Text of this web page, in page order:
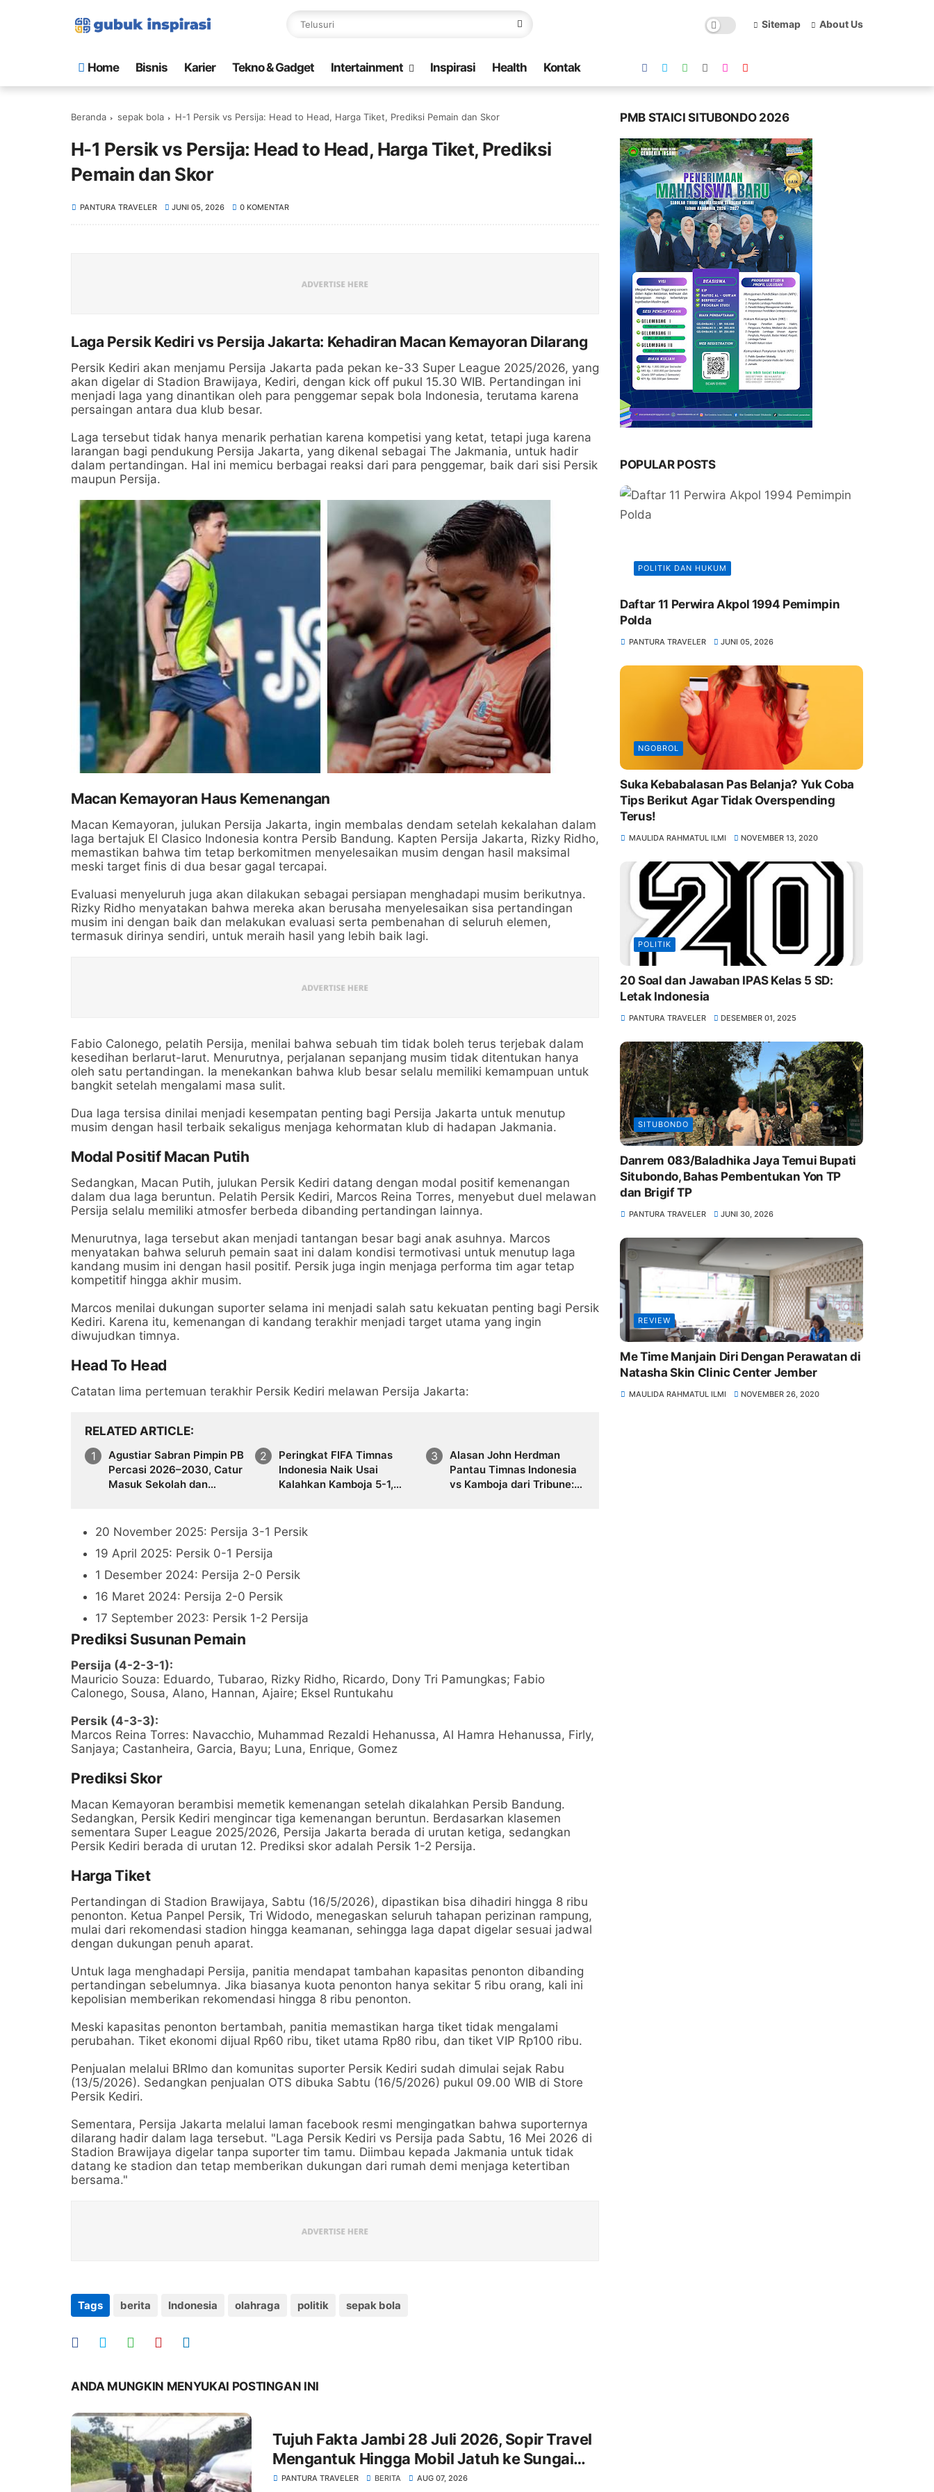
Sitemap About Us
Home Bisnis Karier Tekno & Gadget Intertainment Inspirasi Health Kontak
Beranda sepak bola H-1 Persik vs Persija: Head to Head, Harga Tiket, Prediksi Pemain dan Skor
H-1 Persik vs Persija: Head to Head, Harga Tiket, Prediksi
Pemain dan Skor
PANTURA TRAVELER JUNI 05, 2026 0 KOMENTAR
Laga Persik Kediri vs Persija Jakarta: Kehadiran Macan Kemayoran Dilarang
Persik Kediri akan menjamu Persija Jakarta pada pekan ke-33 Super League 2025/2026, yang
akan digelar di Stadion Brawijaya, Kediri, dengan kick off pukul 15.30 WIB. Pertandingan ini
menjadi laga yang dinantikan oleh para penggemar sepak bola Indonesia, terutama karena
persaingan antara dua klub besar.
Laga tersebut tidak hanya menarik perhatian karena kompetisi yang ketat, tetapi juga karena
larangan bagi pendukung Persija Jakarta, yang dikenal sebagai The Jakmania, untuk hadir
dalam pertandingan. Hal ini memicu berbagai reaksi dari para penggemar, baik dari sisi Persik
maupun Persija.
Macan Kemayoran Haus Kemenangan
Macan Kemayoran, julukan Persija Jakarta, ingin membalas dendam setelah kekalahan dalam
laga bertajuk El Clasico Indonesia kontra Persib Bandung. Kapten Persija Jakarta, Rizky Ridho,
memastikan bahwa tim tetap berkomitmen menyelesaikan musim dengan hasil maksimal
meski target finis di dua besar gagal tercapai.
Evaluasi menyeluruh juga akan dilakukan sebagai persiapan menghadapi musim berikutnya.
Rizky Ridho menyatakan bahwa mereka akan berusaha menyelesaikan sisa pertandingan
musim ini dengan baik dan melakukan evaluasi serta pembenahan di seluruh elemen,
termasuk dirinya sendiri, untuk meraih hasil yang lebih baik lagi.
Fabio Calonego, pelatih Persija, menilai bahwa sebuah tim tidak boleh terus terjebak dalam
kesedihan berlarut-larut. Menurutnya, perjalanan sepanjang musim tidak ditentukan hanya
oleh satu pertandingan. Ia menekankan bahwa klub besar selalu memiliki kemampuan untuk
bangkit setelah mengalami masa sulit.
Dua laga tersisa dinilai menjadi kesempatan penting bagi Persija Jakarta untuk menutup
musim dengan hasil terbaik sekaligus menjaga kehormatan klub di hadapan Jakmania.
Modal Positif Macan Putih
Sedangkan, Macan Putih, julukan Persik Kediri datang dengan modal positif kemenangan
dalam dua laga beruntun. Pelatih Persik Kediri, Marcos Reina Torres, menyebut duel melawan
Persija selalu memiliki atmosfer berbeda dibanding pertandingan lainnya.
Menurutnya, laga tersebut akan menjadi tantangan besar bagi anak asuhnya. Marcos
menyatakan bahwa seluruh pemain saat ini dalam kondisi termotivasi untuk menutup laga
kandang musim ini dengan hasil positif. Persik juga ingin menjaga performa tim agar tetap
kompetitif hingga akhir musim.
Marcos menilai dukungan suporter selama ini menjadi salah satu kekuatan penting bagi Persik
Kediri. Karena itu, kemenangan di kandang terakhir menjadi target utama yang ingin
diwujudkan timnya.
Head To Head
Catatan lima pertemuan terakhir Persik Kediri melawan Persija Jakarta:
RELATED ARTICLE
Agustiar Sabran Pimpin PB
Percasi 2026–2030, Catur
Masuk Sekolah dan
Peringkat FIFA Timnas
Indonesia Naik Usai
Kalahkan Kamboja 5-1,
Alasan John Herdman
Pantau Timnas Indonesia
vs Kamboja dari Tribune:
20 November 2025: Persija 3-1 Persik
19 April 2025: Persik 0-1 Persija
1 Desember 2024: Persija 2-0 Persik
16 Maret 2024: Persija 2-0 Persik
17 September 2023: Persik 1-2 Persija
Prediksi Susunan Pemain
Persija (4-2-3-1):
Mauricio Souza: Eduardo, Tubarao, Rizky Ridho, Ricardo, Dony Tri Pamungkas; Fabio
Calonego, Sousa, Alano, Hannan, Ajaire; Eksel Runtukahu
Persik (4-3-3):
Marcos Reina Torres: Navacchio, Muhammad Rezaldi Hehanussa, Al Hamra Hehanussa, Firly,
Sanjaya; Castanheira, Garcia, Bayu; Luna, Enrique, Gomez
Prediksi Skor
Macan Kemayoran berambisi memetik kemenangan setelah dikalahkan Persib Bandung.
Sedangkan, Persik Kediri mengincar tiga kemenangan beruntun. Berdasarkan klasemen
sementara Super League 2025/2026, Persija Jakarta berada di urutan ketiga, sedangkan
Persik Kediri berada di urutan 12. Prediksi skor adalah Persik 1-2 Persija.
Harga Tiket
Pertandingan di Stadion Brawijaya, Sabtu (16/5/2026), dipastikan bisa dihadiri hingga 8 ribu
penonton. Ketua Panpel Persik, Tri Widodo, menegaskan seluruh tahapan perizinan rampung,
mulai dari rekomendasi stadion hingga keamanan, sehingga laga dapat digelar sesuai jadwal
dengan dukungan penuh aparat.
Untuk laga menghadapi Persija, panitia mendapat tambahan kapasitas penonton dibanding
pertandingan sebelumnya. Jika biasanya kuota penonton hanya sekitar 5 ribu orang, kali ini
kepolisian memberikan rekomendasi hingga 8 ribu penonton.
Meski kapasitas penonton bertambah, panitia memastikan harga tiket tidak mengalami
perubahan. Tiket ekonomi dijual Rp60 ribu, tiket utama Rp80 ribu, dan tiket VIP Rp100 ribu.
Penjualan melalui BRImo dan komunitas suporter Persik Kediri sudah dimulai sejak Rabu
(13/5/2026). Sedangkan penjualan OTS dibuka Sabtu (16/5/2026) pukul 09.00 WIB di Store
Persik Kediri.
Sementara, Persija Jakarta melalui laman facebook resmi mengingatkan bahwa suporternya
dilarang hadir dalam laga tersebut. "Laga Persik Kediri vs Persija pada Sabtu, 16 Mei 2026 di
Stadion Brawijaya digelar tanpa suporter tim tamu. Diimbau kepada Jakmania untuk tidak
datang ke stadion dan tetap memberikan dukungan dari rumah demi menjaga ketertiban
bersama."
Tags berita Indonesia olahraga politik sepak bola
ANDA MUNGKIN MENYUKAI POSTINGAN INI
Tujuh Fakta Jambi 28 Juli 2026, Sopir Travel
Mengantuk Hingga Mobil Jatuh ke Sungai
Batanghari, 1 Tewas
PANTURA TRAVELER BERITA AUG 07, 2026
PMB STAICI SITUBONDO 2026
POPULAR POSTS
POLITIK DAN HUKUM
Daftar 11 Perwira Akpol 1994 Pemimpin
Polda
PANTURA TRAVELER JUNI 05, 2026
NGOBROL
Suka Kebabalasan Pas Belanja? Yuk Coba
Tips Berikut Agar Tidak Overspending
Terus!
MAULIDA RAHMATUL ILMI NOVEMBER 13, 2020
POLITIK
20 Soal dan Jawaban IPAS Kelas 5 SD:
Letak Indonesia
PANTURA TRAVELER DESEMBER 01, 2025
SITUBONDO
Danrem 083/Baladhika Jaya Temui Bupati
Situbondo, Bahas Pembentukan Yon TP
dan Brigif TP
PANTURA TRAVELER JUNI 30, 2026
REVIEW
Me Time Manjain Diri Dengan Perawatan di
Natasha Skin Clinic Center Jember
MAULIDA RAHMATUL ILMI NOVEMBER 26, 2020